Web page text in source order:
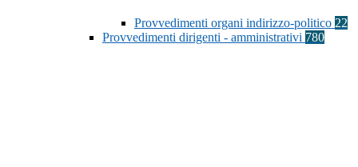
Provvedimenti organi indirizzo-politico 22
Provvedimenti dirigenti - amministrativi 780